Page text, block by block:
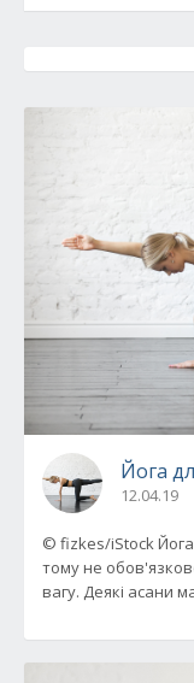
Йога
12.04.19
© fizkes/iStock
тому не
вагу. Деякі асани